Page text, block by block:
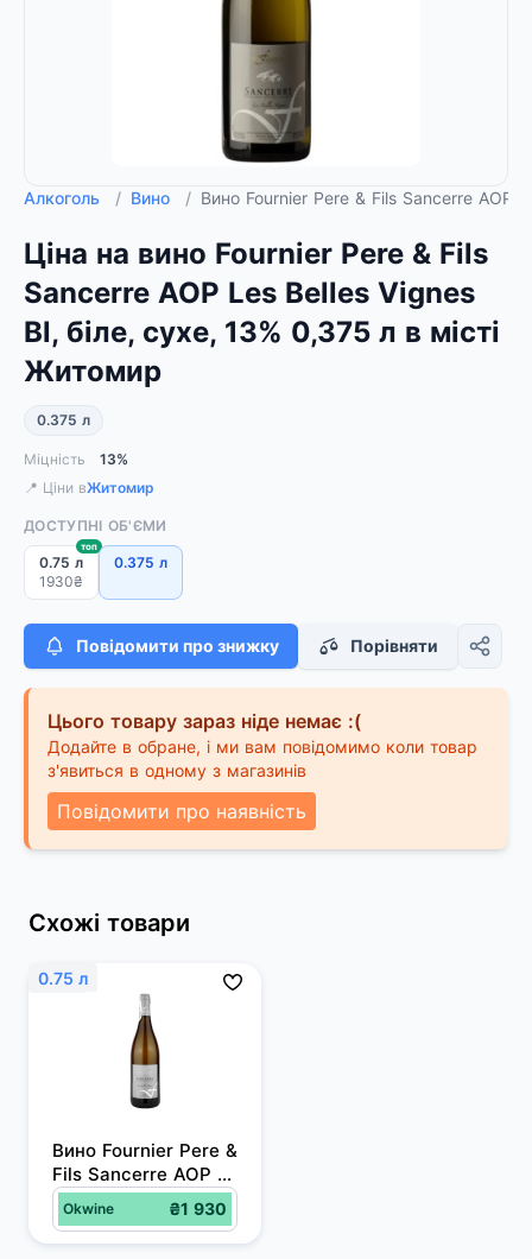
Алкоголь / Вино / Вино Fournier Pere & Fils Sancerre AOP
Ціна на вино Fournier Pere & Fils
Sancerre AOP Les Belles Vignes
Bl, біле, сухе, 13% 0,375 л в місті
Житомир
0.375 л
Міцність
13%
📍 Ціни вЖитомир
ДОСТУПНІ ОБ'ЄМИ
0.75 л
1930₴
топ
0.375 л
Повідомити про знижку Порівняти
Цього товару зараз ніде немає :(
Додайте в обране, і ми вам повідомимо коли товар
з'явиться в одному з магазинів
Повідомити про наявність
Схожі товари
0.75 л
Вино Fournier Pere &
Fils Sancerre AOP
Les Belles Vignes Bl,
біле, сухе, 13%, 0,75
л
Okwine ₴1 930